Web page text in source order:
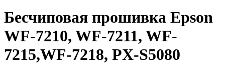
Бесчиповая прошивка Epson
WF-7210, WF-7211, WF-
7215,WF-7218, PX-S5080